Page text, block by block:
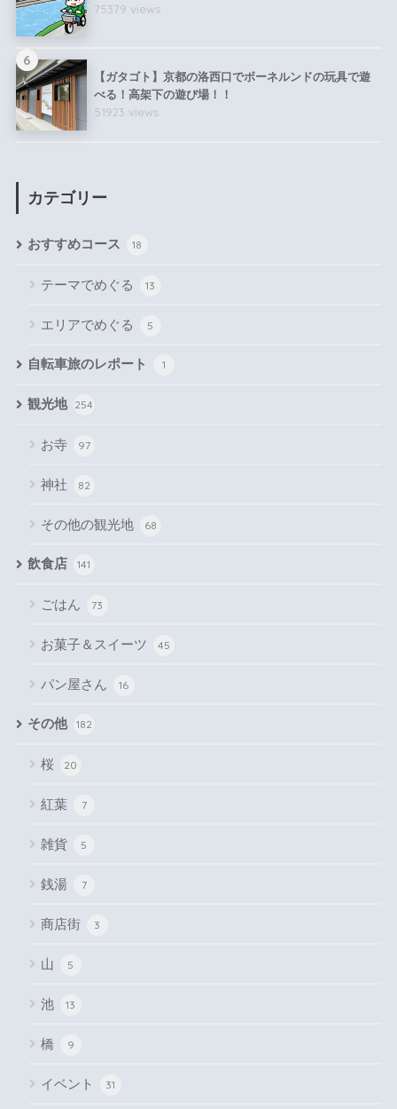
75379 views
6
【ガタゴト】京都の洛西口でボーネルンドの玩具で遊
べる！高架下の遊び場！！
51923 views
カテゴリー
おすすめコース 18
テーマでめぐる 13
エリアでめぐる 5
自転車旅のレポート 1
観光地 254
お寺 97
神社 82
その他の観光地 68
飲食店 141
ごはん 73
お菓子＆スイーツ 45
パン屋さん 16
その他 182
桜 20
紅葉 7
雑貨 5
銭湯 7
商店街 3
山 5
池 13
橋 9
イベント 31